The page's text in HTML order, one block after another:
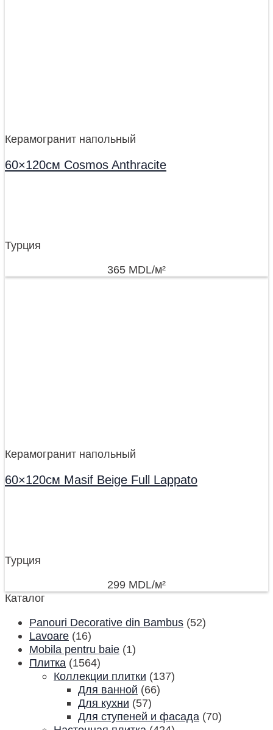
Керамогранит напольный
60×120см Cosmos Anthracite
Турция
365 MDL/м²
Керамогранит напольный
60×120см Masif Beige Full Lappato
Турция
299 MDL/м²
Каталог
Panouri Decorative din Bambus (52)
Lavoare (16)
Mobila pentru baie (1)
Плитка (1564)
Коллекции плитки (137)
Для ванной (66)
Для кухни (57)
Для ступеней и фасада (70)